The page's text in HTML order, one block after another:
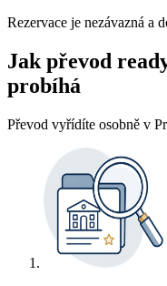
Rezervace je nezávazná a
Jak převod
probíhá
Převod vyřídíte osobně v